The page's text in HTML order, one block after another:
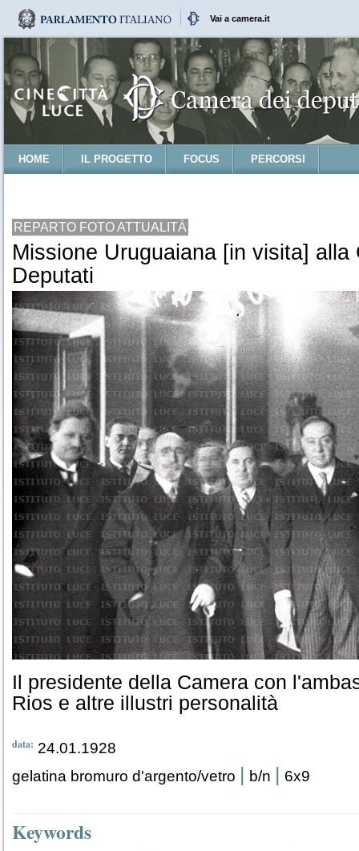
Vai a camera.it
HOME IL PROGETTO FOCUS PERCORSI
REPARTO FOTO ATTUALITÀ
Missione Uruguaiana [in visita] alla
Deputati
Il presidente della Camera con
Rios e altre illustri personalità
data: 24.01.1928
gelatina bromuro d'argento/vetro | b/n | 6x9
Keywords